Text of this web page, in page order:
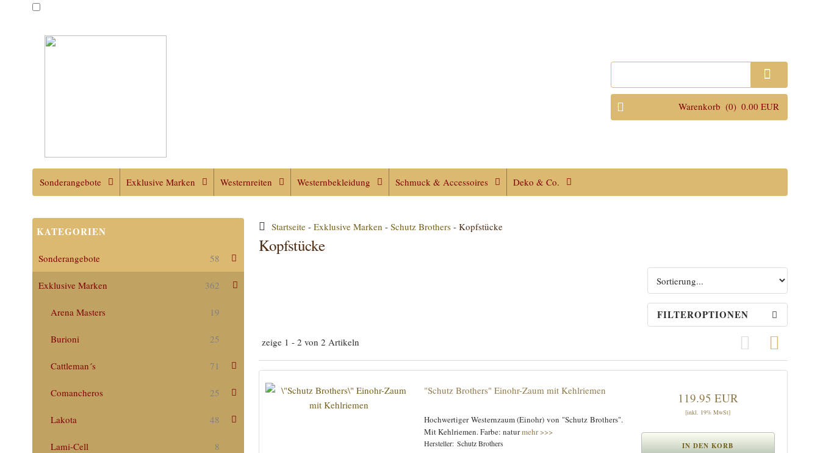
Warenkorb (0) 0.00 EUR
Sonderangebote Exklusive Marken Westernreiten Westernbekleidung Schmuck & Accessoires Deko & Co.
Startseite -Exklusive Marken -Schutz Brothers -Kopfstücke
Kopfstücke
FILTEROPTIONEN
zeige 1 - 2 von 2 Artikeln Grid View
"Schutz Brothers" Einohr-Zaum mit Kehlriemen
Hochwertiger Westernzaum (Einohr) von "Schutz Brothers".
Mit Kehlriemen. Farbe: naturmehr >>>
Schutz Brothers
119.95 EUR
[inkl. 19% MwSt]
KATEGORIEN
Sonderangebote 58
Exklusive Marken 362
Arena Masters 19
Burioni 25
Cattleman´s 71
Comancheros 25
Lakota 48
Lami-Cell 8